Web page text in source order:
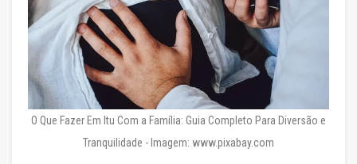
O Que Fazer Em Itu Com a Família: Guia Completo Para Diversão e
Tranquilidade - Imagem: www.pixabay.com